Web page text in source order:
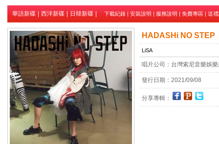
華語新碟 西洋新碟 日韓新碟 下載紀錄 | 安裝說明 | 服務說明 | 免費專區 | 送
HADASHi NO STEP
LiSA
唱片公司： 台灣索尼音樂娛
發行日期： 2021/09/08
分享專輯：